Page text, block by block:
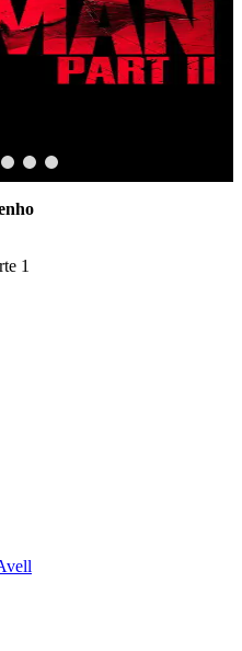
da Inteligência Artificial.
a nomenclatura de seus chips
as mentes mais brilhantes
1